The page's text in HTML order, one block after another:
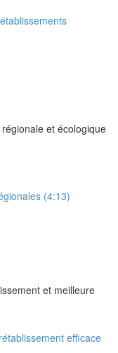
et écologique
(4:13)
et meilleure
efficace